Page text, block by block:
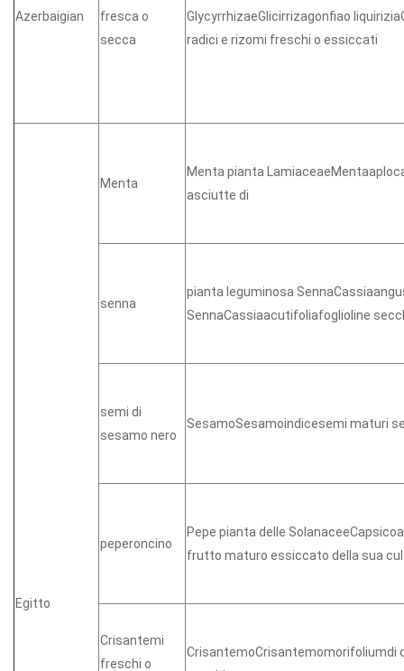
Azerbaigian
fresca o
secca
GlycyrrhizaeGlicirrizagonfiao
radici e rizomi freschi o essiccati
Egitto
Menta
Menta pianta
asciutte di
senna
pianta leguminosa
SennaCassiaacutifoliafoglioline
semi di
sesamo nero
SesamoSesamoindicesemi maturi
peperoncino
Pepe pianta delle
frutto maturo essiccato della sua
Crisantemi
freschi o
CrisantemoCrisantemomorifoliumdi